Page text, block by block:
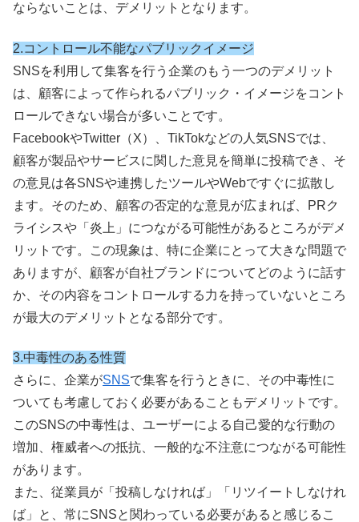
ならないことは、デメリットとなります。
2.コントロール不能なパブリックイメージ
SNSを利用して集客を行う企業のもう一つのデメリット
は、顧客によって作られるパブリック・イメージをコント
ロールできない場合が多いことです。
FacebookやTwitter（X）、TikTokなどの人気SNSでは、
顧客が製品やサービスに関した意見を簡単に投稿でき、そ
の意見は各SNSや連携したツールやWebですぐに拡散し
ます。そのため、顧客の否定的な意見が広まれば、PRク
ライシスや「炎上」につながる可能性があるところがデメ
リットです。この現象は、特に企業にとって大きな問題で
ありますが、顧客が自社ブランドについてどのように話す
か、その内容をコントロールする力を持っていないところ
が最大のデメリットとなる部分です。
3.中毒性のある性質
さらに、企業がSNSで集客を行うときに、その中毒性に
ついても考慮しておく必要があることもデメリットです。
このSNSの中毒性は、ユーザーによる自己愛的な行動の
増加、権威者への抵抗、一般的な不注意につながる可能性
があります。
また、従業員が「投稿しなければ」「リツイートしなけれ
ば」と、常にSNSと関わっている必要があると感じるこ